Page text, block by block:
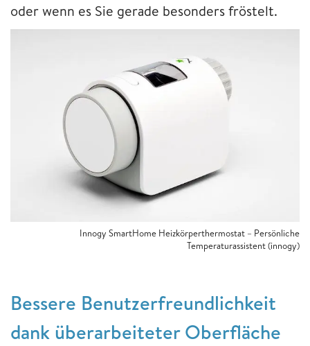
oder wenn es Sie gerade besonders fröstelt.
Innogy SmartHome Heizkörperthermostat – Persönliche
Temperaturassistent (innogy)
Bessere Benutzerfreundlichkeit
dank überarbeiteter Oberfläche